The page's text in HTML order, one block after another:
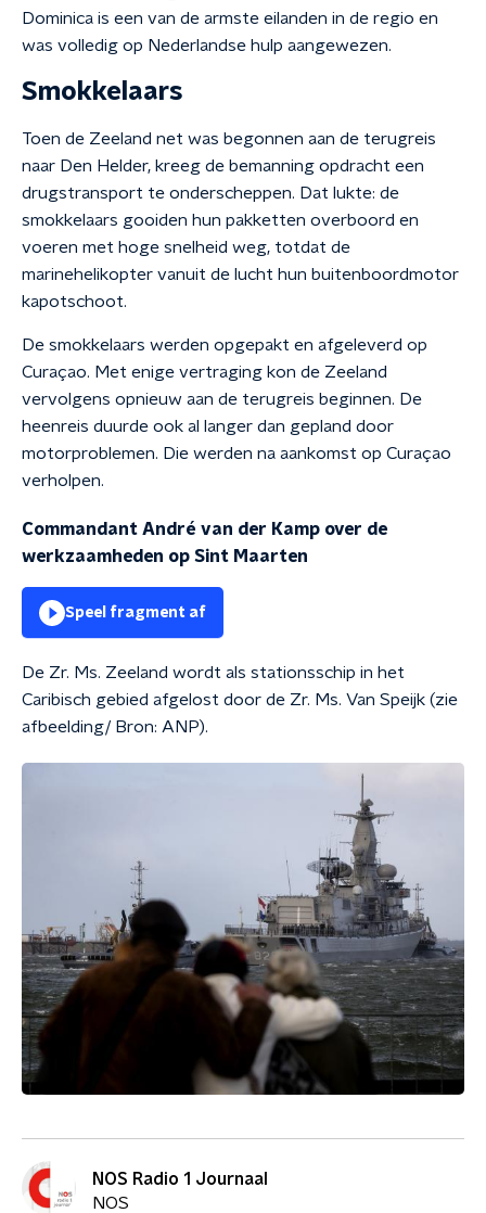
Dominica is een van de armste eilanden in de regio en
was volledig op Nederlandse hulp aangewezen.
Smokkelaars
Toen de Zeeland net was begonnen aan de terugreis
naar Den Helder, kreeg de bemanning opdracht een
drugstransport te onderscheppen. Dat lukte: de
smokkelaars gooiden hun pakketten overboord en
voeren met hoge snelheid weg, totdat de
marinehelikopter vanuit de lucht hun buitenboordmotor
kapotschoot.
De smokkelaars werden opgepakt en afgeleverd op
Curaçao. Met enige vertraging kon de Zeeland
vervolgens opnieuw aan de terugreis beginnen. De
heenreis duurde ook al langer dan gepland door
motorproblemen. Die werden na aankomst op Curaçao
verholpen.
Commandant André van der Kamp over de
werkzaamheden op Sint Maarten
Speel fragment af
De Zr. Ms. Zeeland wordt als stationsschip in het
Caribisch gebied afgelost door de Zr. Ms. Van Speijk (zie
afbeelding/ Bron: ANP).
NOS Radio 1 Journaal
NOS